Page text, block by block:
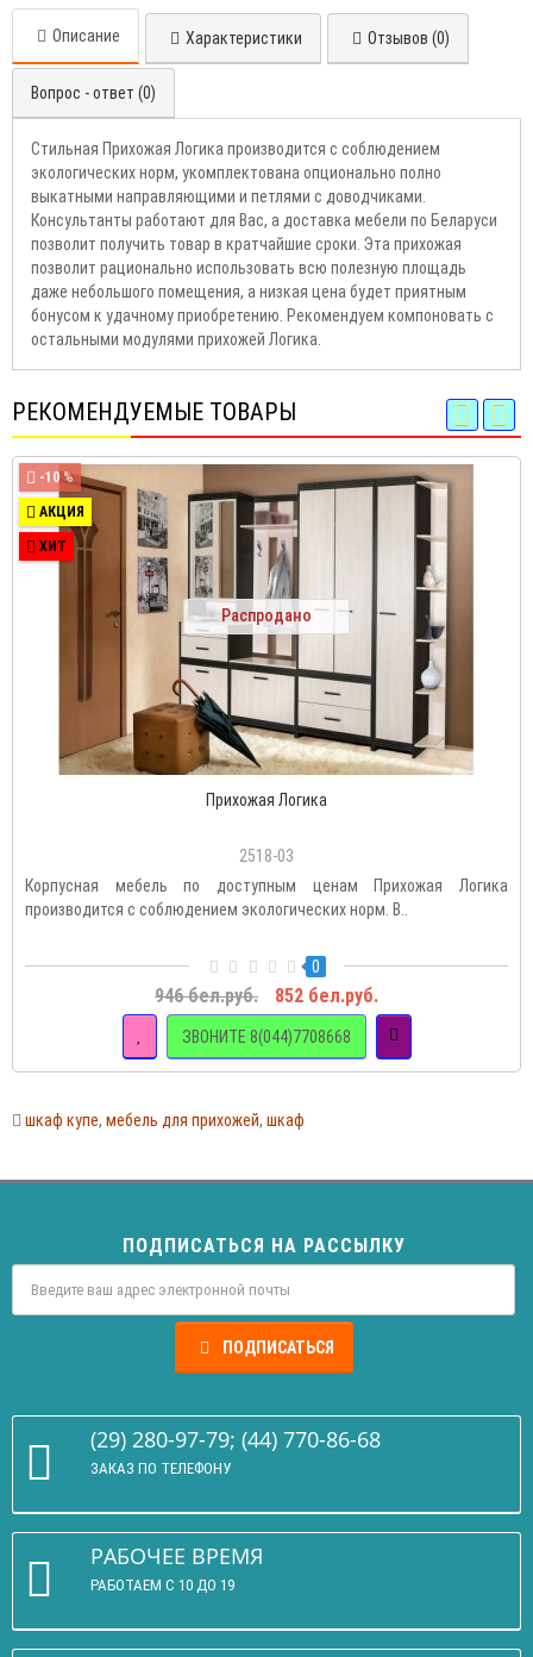
Описание Характеристики Отзывов (0)
Вопрос - ответ (0)
Стильная Прихожая Логика производится с соблюдением
экологических норм, укомплектована опционально полно
выкатными направляющими и петлями с доводчиками.
Консультанты работают для Вас, а доставка мебели по Беларуси
позволит получить товар в кратчайшие сроки. Эта прихожая
позволит рационально использовать всю полезную площадь
даже небольшого помещения, а низкая цена будет приятным
бонусом к удачному приобретению. Рекомендуем компоновать с
остальными модулями прихожей Логика.
РЕКОМЕНДУЕМЫЕ ТОВАРЫ
-10 %
АКЦИЯ
ХИТ
Распродано
Прихожая Логика
2518-03
Корпусная мебель по доступным ценам Прихожая Логика
производится с соблюдением экологических норм. В..
0
946 бел.руб. 852 бел.руб.
ЗВОНИТЕ 8(044)7708668
шкаф купе, мебель для прихожей, шкаф
ПОДПИСАТЬСЯ НА РАССЫЛКУ
ПОДПИСАТЬСЯ
(29) 280-97-79; (44) 770-86-68
ЗАКАЗ ПО ТЕЛЕФОНУ
РАБОЧЕЕ ВРЕМЯ
РАБОТАЕМ С 10 ДО 19